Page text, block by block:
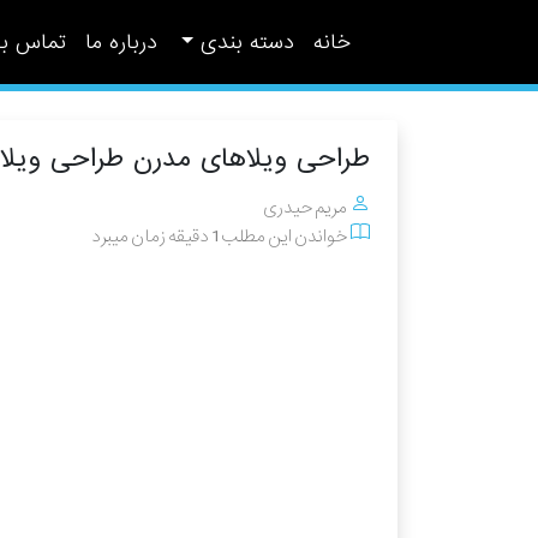
خانه دسته بندی درباره ما تماس
طراحی ویلاهای مدرن طراحی ویلا
مریم حیدری
خواندن این مطلب 1 دقیقه زمان میبرد